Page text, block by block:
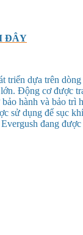
ĐÂY
triển dựa trên
Động cơ được
hành và bảo trì
sử dụng để sục
đang